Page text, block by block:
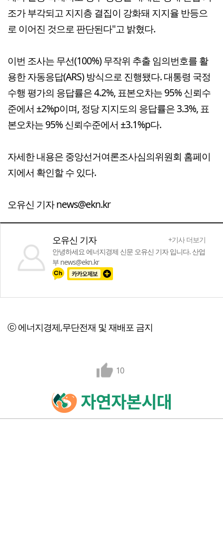
조가 부각되고 지지층 결집이 강화돼 지지율 반등으
로 이어진 것으로 판단된다"고 밝혔다.
이번 조사는 무선(100%) 무작위 추출 임의번호를 활
용한 자동응답(ARS) 방식으로 진행됐다. 대통령 국정
수행 평가의 응답률은 4.2%, 표본오차는 95% 신뢰수
준에서 ±2%p이며, 정당 지지도의 응답률은 3.3%, 표
본오차는 95% 신뢰수준에서 ±3.1%p다.
자세한 내용은 중앙선거여론조사심의위원회 홈페이
지에서 확인할 수 있다.
오유신 기자 news@ekn.kr
오유신 기자
+기사 더보기
안녕하세요 에너지경제 신문 오유신 기자 입니다. 산업
부 news@ekn.kr
ⓒ 에너지경제,무단전재 및 재배포 금지
10